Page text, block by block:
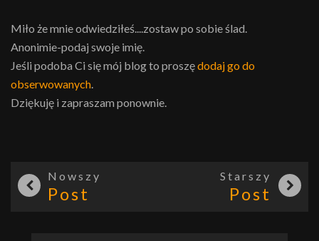
Miło że mnie odwiedziłeś....zostaw po sobie ślad.
Anonimie-podaj swoje imię.
Jeśli podoba Ci się mój blog to proszędodaj go do
obserwowanych.
Dziękuję i zapraszam ponownie.
Nowszy
Post
Starszy
Post